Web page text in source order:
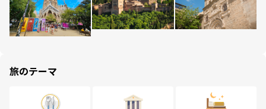
旅のテーマ